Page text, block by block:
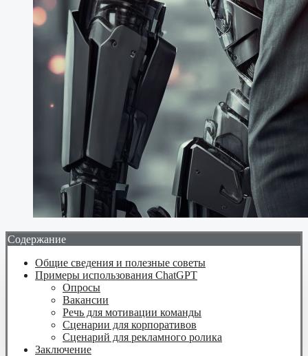
Содержание
Общие сведения и полезные советы
Примеры использования ChatGPT
Опросы
Вакансии
Речь для мотивации команды
Сценарии для корпоративов
Сценарий для рекламного ролика
Заключение